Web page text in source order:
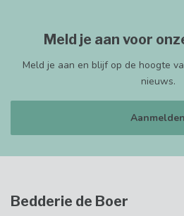
Meld je aan voor
Meld je aan en blijf op de hoogte
nieuws.
Aanmelden
Bedderie de Boer